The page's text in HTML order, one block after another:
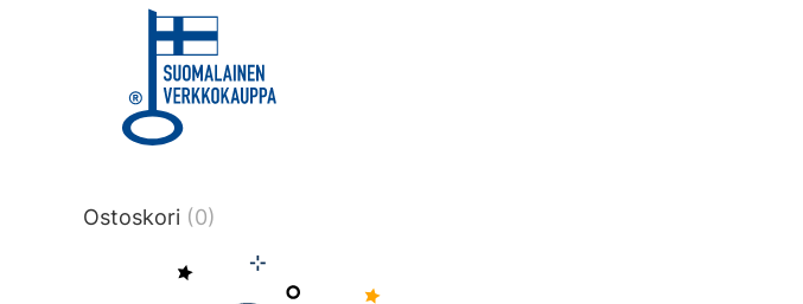
title or content.","post_type":
tmlmvi","meta_query":
data-original-query-vars="[]" data-page="1" data-max-
Ostoskori (0)